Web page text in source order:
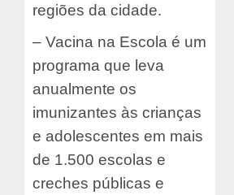
regiões da cidade.
– Vacina na Escola é um
programa que leva
anualmente os
imunizantes às crianças
e adolescentes em mais
de 1.500 escolas e
creches públicas e